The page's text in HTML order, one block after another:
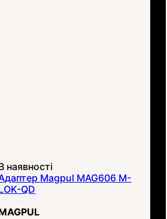
наявності
Magpul MAG606 M-
QD